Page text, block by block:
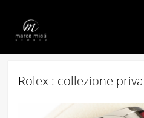
Rolex : collezione